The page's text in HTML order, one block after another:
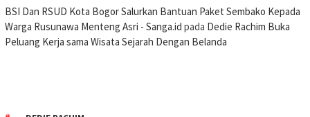
BSI Dan RSUD Kota Bogor Salurkan Bantuan Paket Sembako Kepada
Warga Rusunawa Menteng Asri - Sanga.id pada Dedie Rachim Buka
Peluang Kerja sama Wisata Sejarah Dengan Belanda